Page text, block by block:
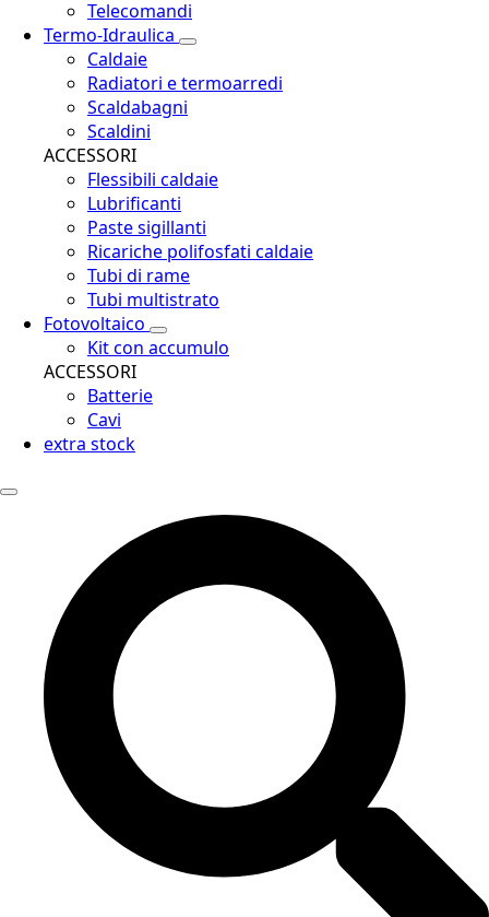
Telecomandi
Termo-Idraulica
Caldaie
Radiatori e termoarredi
Scaldabagni
Scaldini
ACCESSORI
Flessibili caldaie
Lubrificanti
Paste sigillanti
Ricariche polifosfati caldaie
Tubi di rame
Tubi multistrato
Fotovoltaico
Kit con accumulo
ACCESSORI
Batterie
Cavi
extra stock